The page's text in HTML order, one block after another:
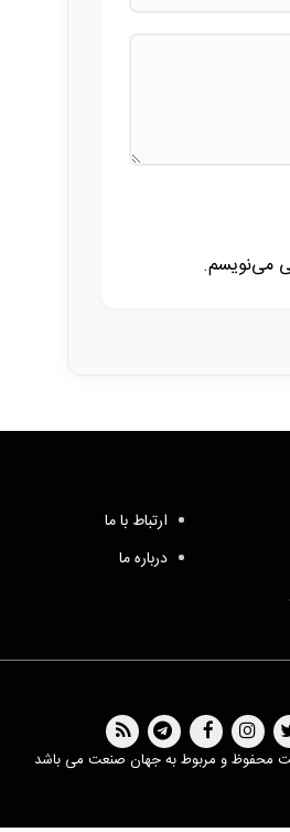
می‌نویسم.
ارتباط با ما
درباره ما
محفوظ و مربوط به جهان صنعت می باشد